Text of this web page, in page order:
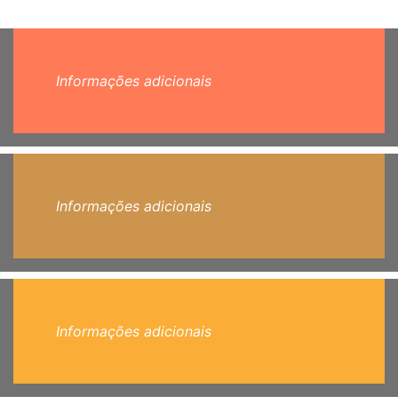
Informações adicionais
Informações adicionais
Informações adicionais